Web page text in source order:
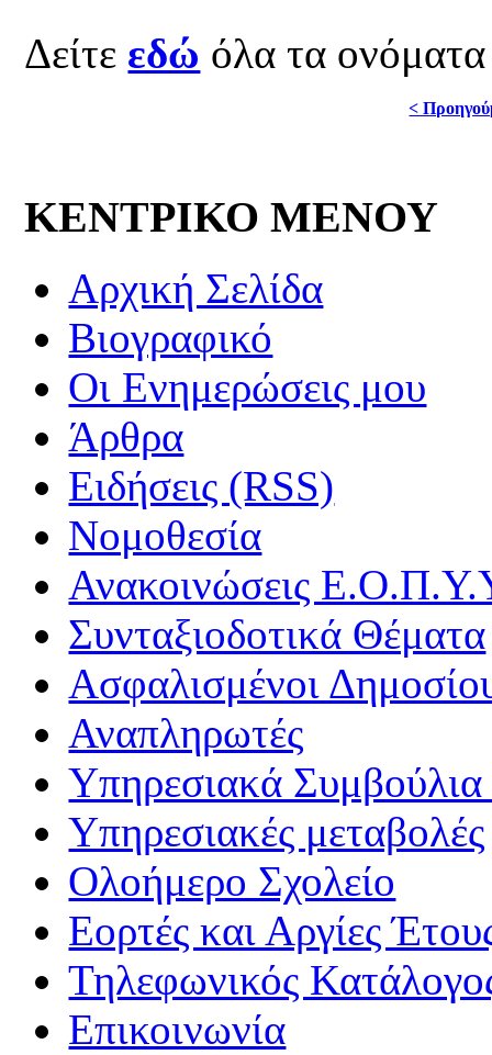
Δείτε εδώ όλα τα ονόματα
<
ΚΕΝΤΡΙΚΟ ΜΕΝΟΥ
Αρχική Σελίδα
Βιογραφικό
Οι Ενημερώσεις μου
Άρθρα
Ειδήσεις (RSS)
Νομοθεσία
Ανακοινώσεις
Συνταξιοδοτικά Θέματα
Ασφαλισμένοι
Αναπληρωτές
Υπηρεσιακά
Υπηρεσιακές μεταβολές
Ολοήμερο Σχολείο
Εορτές και Αργίες
Τηλεφωνικός
Επικοινωνία